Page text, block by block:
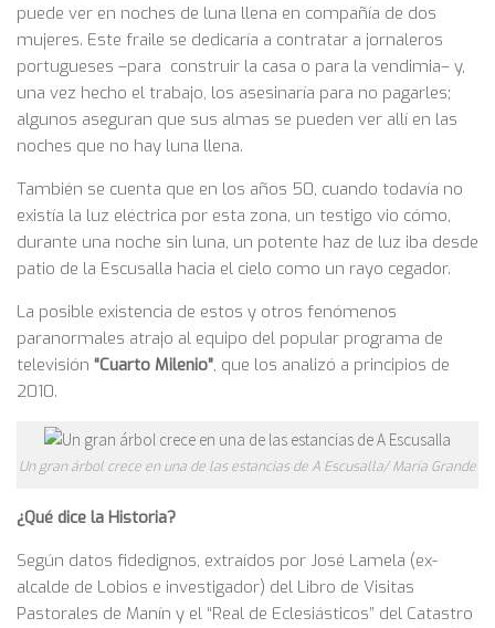
puede ver en noches de luna llena en compañía de dos
mujeres. Este fraile se dedicaría a contratar a jornaleros
portugueses –para construir la casa o para la vendimia­– y,
una vez hecho el trabajo, los asesinaría para no pagarles;
algunos aseguran que sus almas se pueden ver allí en las
noches que no hay luna llena.
También se cuenta que en los años 50, cuando todavía no
existía la luz eléctrica por esta zona, un testigo vio cómo,
durante una noche sin luna, un potente haz de luz iba desde
patio de la Escusalla hacia el cielo como un rayo cegador.
La posible existencia de estos y otros fenómenos
paranormales atrajo al equipo del popular programa de
televisión “Cuarto Milenio”, que los analizó a principios de
2010.
Un gran árbol crece en una de las estancias de A Escusalla/ María Grande
¿Qué dice la Historia?
Según datos fidedignos, extraídos por José Lamela (ex-
alcalde de Lobios e investigador) del Libro de Visitas
Pastorales de Manín y el “Real de Eclesiásticos” del Catastro